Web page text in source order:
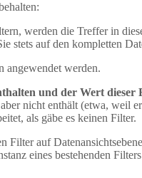
werden die Treffer in
stets auf den kompletten
angewendet werden.
und der Wert
nicht enthält (etwa,
als gäbe es keinen Filter.
Filter auf
eines bestehenden